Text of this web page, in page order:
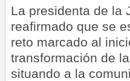
La presidenta de la
reafirmado que se
reto marcado al
transformación de
situando a la